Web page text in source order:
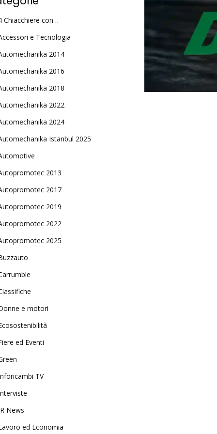
Chiacchiere con…
e Tecnologia
2014
2016
2018
2022
2024
Istanbul 2025
2013
2017
2019
2022
2025
e motori
ed Eventi
TV
News
ed Economia